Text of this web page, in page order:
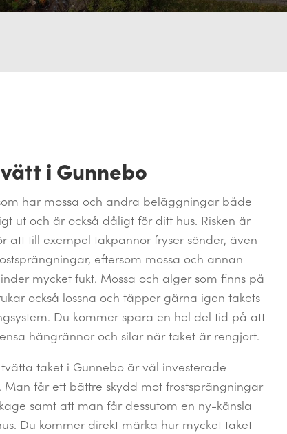
i Gunnebo
har mossa och andra beläggningar både
ut och är också dåligt för ditt hus. Risken är
att till exempel takpannor fryser sönder, även
eftersom mossa och annan
mycket fukt. Mossa och alger som finns på
också lossna och täpper gärna igen takets
Du kommer spara en hel del tid på att
hängrännor och silar när taket är rengjort.
taket i Gunnebo är väl investerade
Man får ett bättre skydd mot frostsprängningar
samt att man får dessutom en ny-känsla
Du kommer direkt märka hur mycket taket